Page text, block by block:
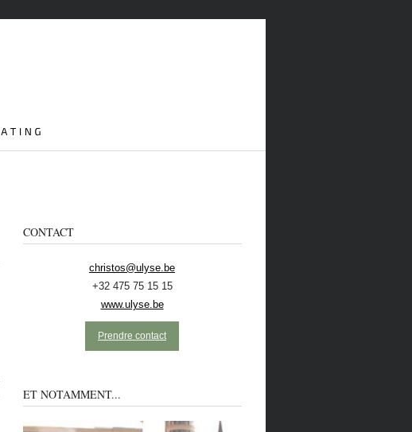
ECOLO
CONTACT
christos@ulyse.be
+32 475 75 15 15
www.ulyse.be
Prendre contact
ET NOTAMMENT...